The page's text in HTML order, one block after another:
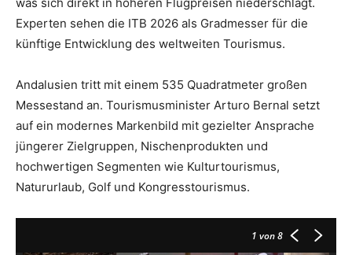
Experten sehen die ITB 2026 als Gradmesser für die
künftige Entwicklung des weltweiten Tourismus.
Andalusien tritt mit einem 535 Quadratmeter großen
Messestand an. Tourismusminister Arturo Bernal setzt
auf ein modernes Markenbild mit gezielter Ansprache
jüngerer Zielgruppen, Nischenprodukten und
hochwertigen Segmenten wie Kulturtourismus,
Natururlaub, Golf und Kongresstourismus.
1 von 8